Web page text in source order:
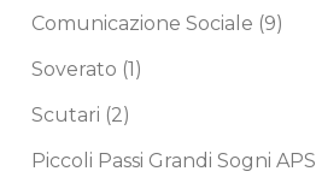
Comunicazione Sociale (9)
Soverato (1)
Scutari (2)
Piccoli Passi Grandi Sogni APS